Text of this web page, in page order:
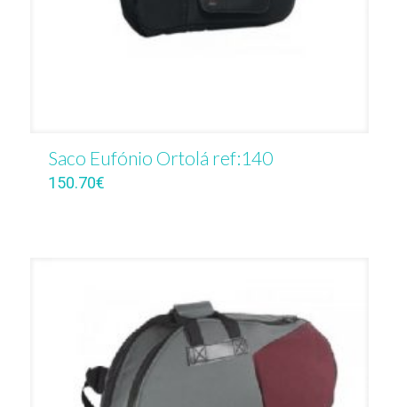
Saco Eufónio Ortolá ref:140
150.70€